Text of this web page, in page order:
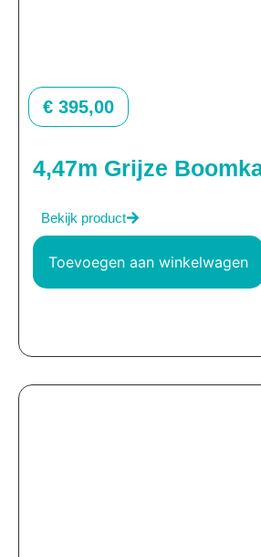
€ 395,00
4,47m Grijze
Bekijk product
Toevoegen aan winkelwagen